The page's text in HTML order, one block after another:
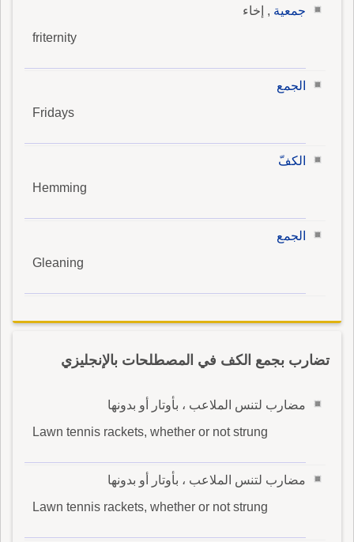
جمعية , إخاء
friternity
الجمع
Fridays
الكفّ
Hemming
الجمع
Gleaning
تضارب بجمع الكف في المصطلحات بالإنجليزي
مضارب لتنس الملاعب ، بأوتار أو بدونها
Lawn tennis rackets, whether or not strung
مضارب لتنس الملاعب ، بأوتار أو بدونها
Lawn tennis rackets, whether or not strung